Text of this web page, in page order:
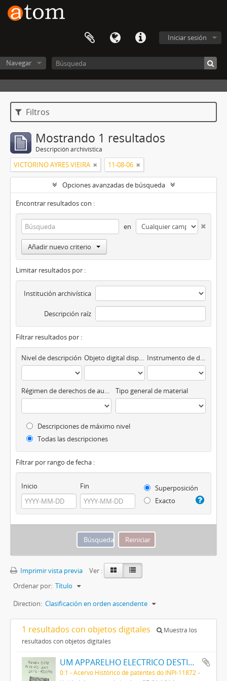
Iniciar sesión
Navegar
Filtros
Mostrando 1 resultados
Descripción archivística
VICTORINO AYRES VIEIRA 11-08-06
Opciones avanzadas de búsqueda
Encontrar resultados con :
en
Añadir nuevo criterio
Limitar resultados por :
Institución archivística
Descripción raíz
Filtrar resultados por :
Nivel de descripción Objeto digital disponibles Instrumento de descripción
Régimen de derechos de autor Tipo general de material
Descripciones de máximo nivel
Todas las descripciones
Filtrar por rango de fecha :
Inicio Fin
Superposición
Exacto
Imprimir vista previa
Ver :
Ordenar por: Título
Direction: Clasificación en orden ascendente
1 resultados con objetos digitales
Muestra los
resultados con objetos digitales
UM APPARELHO ELECTRICO DESTINADO A SERVIR COMO ALVO, DENOMINADO ALVO-BALL, E A RECLAME EM CINEMATOGRAPHOS E ESTABELECIMENTOS DE DIVERSÕES
0.1 - Acervo Histórico de patentes do INPI-11872